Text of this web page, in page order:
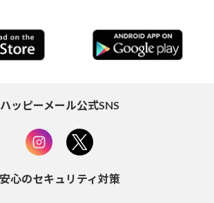
ハッピーメール公式SNS
安心のセキュリティ対策